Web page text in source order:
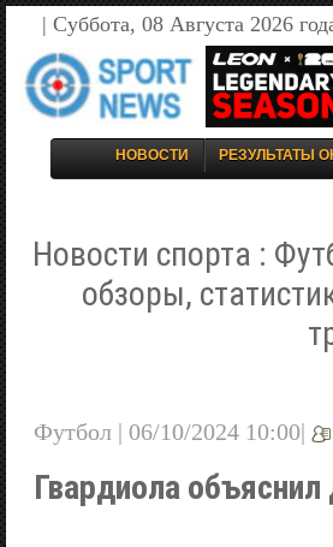
| Суббота, 08 Августа 2026
НОВОСТИ РЕЗУЛЬТАТЫ
Новости спорта :
обзоры,
Футбол | 06/10/2024 10:00|
Гвардиола